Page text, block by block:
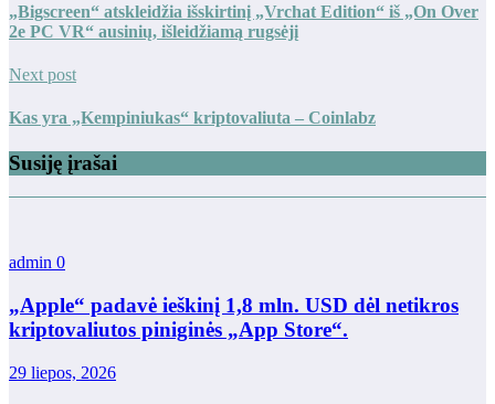
„Bigscreen“ atskleidžia išskirtinį „Vrchat Edition“ iš „On Over
2e PC VR“ ausinių, išleidžiamą rugsėjį
Next post
Kas yra „Kempiniukas“ kriptovaliuta – Coinlabz
Susiję įrašai
admin 0
„Apple“ padavė ieškinį 1,8 mln. USD dėl netikros
kriptovaliutos piniginės „App Store“.
29 liepos, 2026